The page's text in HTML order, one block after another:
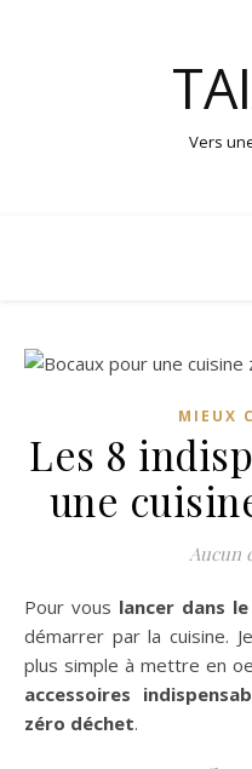
Vers
MIEUX
Les 8
une
Aucun
Pour vous lancer dans
démarrer par la cuisine.
plus simple à mettre en
accessoires
zéro déchet.